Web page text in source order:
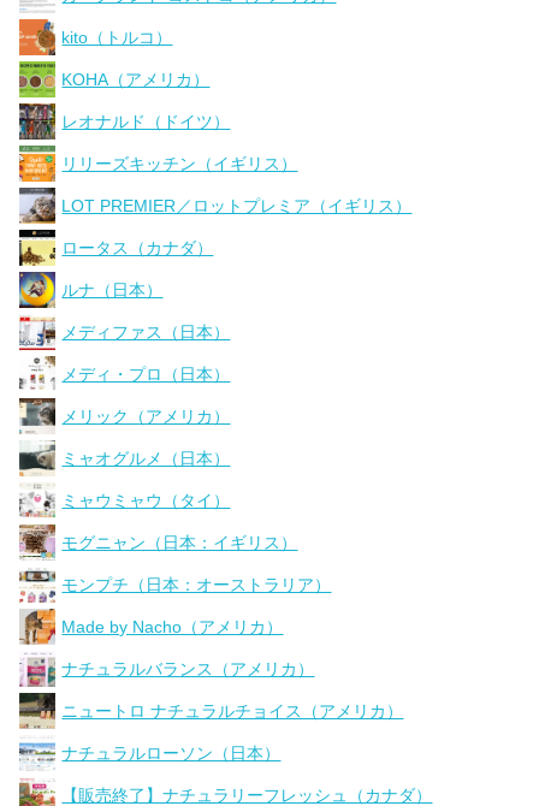
kito（トルコ）
KOHA（アメリカ）
レオナルド（ドイツ）
リリーズキッチン（イギリス）
LOT PREMIER／ロットプレミア（イギリス）
ロータス（カナダ）
ルナ（日本）
メディファス（日本）
メディ・プロ（日本）
メリック（アメリカ）
ミャオグルメ（日本）
ミャウミャウ（タイ）
モグニャン（日本：イギリス）
モンプチ（日本：オーストラリア）
Made by Nacho（アメリカ）
ナチュラルバランス（アメリカ）
ニュートロ ナチュラルチョイス（アメリカ）
ナチュラルローソン（日本）
【販売終了】ナチュラリーフレッシュ（カナダ）